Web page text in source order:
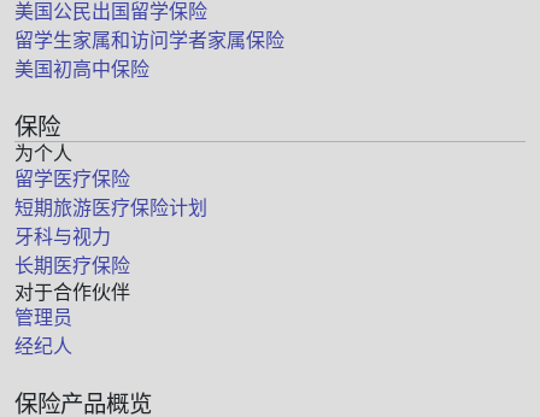
美国公民出国留学保险
留学生家属和访问学者家属保险
美国初高中保险
保险
为个人
留学医疗保险
短期旅游医疗保险计划
牙科与视力
长期医疗保险
对于合作伙伴
管理员
经纪人
保险产品概览